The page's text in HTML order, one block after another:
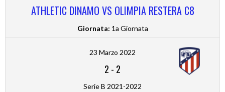
ATHLETIC DINAMO VS OLIMPIA RESTERA C8
Giornata: 1a Giornata
23 Marzo 2022
2 - 2
Serie B 2021-2022